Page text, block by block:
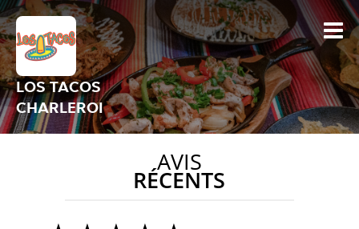
LOS TACOS
CHARLEROI
AVIS
RÉCENTS